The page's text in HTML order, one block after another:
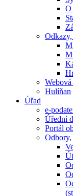
O
Webová
Hulíňan
Úřad
e-
Úřední
Portál